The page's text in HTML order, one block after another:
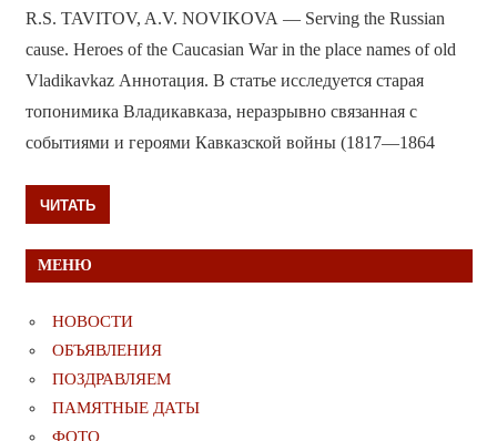
R.S. TAVITOV, A.V. NOVIKOVA — Serving the Russian
cause. Heroes of the Caucasian War in the place names of old
Vladikavkaz Аннотация. В статье исследуется старая
топонимика Владикавказа, неразрывно связанная с
событиями и героями Кавказской войны (1817—1864
ЧИТАТЬ
МЕНЮ
НОВОСТИ
ОБЪЯВЛЕНИЯ
ПОЗДРАВЛЯЕМ
ПАМЯТНЫЕ ДАТЫ
ФОТО